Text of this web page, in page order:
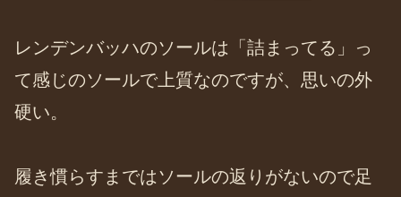
レンデンバッハのソールは「詰まってる」っ
て感じのソールで上質なのですが、思いの外
硬い。
履き慣らすまではソールの返りがないので足